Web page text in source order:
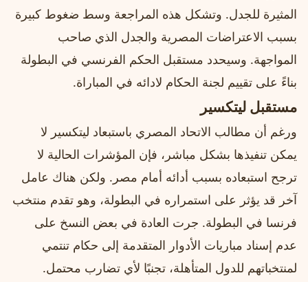
المثيرة للجدل. وتشكل هذه المراجعة وسط ضغوط كبيرة
بسبب الاعتراضات المصرية والجدل الذي صاحب
المواجهة. وسيحدد مستقبل الحكم الفرنسي في البطولة
بناءً على تقييم لجنة الحكام لادائه في المباراة.
مستقبل ليتكسير
ورغم أن مطالب الاتحاد المصري باستبعاد ليتكسير لا
يمكن تنفيذها بشكل مباشر، فإن المؤشرات الحالية لا
ترجح استبعاده بسبب أدائه أمام مصر. ولكن هناك عامل
آخر قد يؤثر على استمراره في البطولة، وهو تقدم منتخب
فرنسا في البطولة. جرت العادة في بعض النسخ على
عدم إسناد مباريات الأدوار المتقدمة إلى حكام تنتمي
لمنتخباتهم للدول المتأهلة، تجنبًا لأي تضارب محتمل.